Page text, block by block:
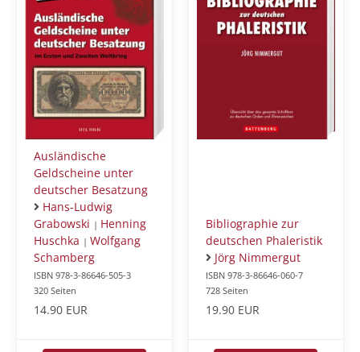
Ausländische
Geldscheine unter
deutscher Besatzung
Hans-Ludwig
Grabowski | Henning
Huschka | Wolfgang
Schamberg
ISBN 978-3-86646-505-3
320 Seiten
14.90 EUR
Bibliographie zur
deutschen Phaleristik
Jörg Nimmergut
ISBN 978-3-86646-060-7
728 Seiten
19.90 EUR